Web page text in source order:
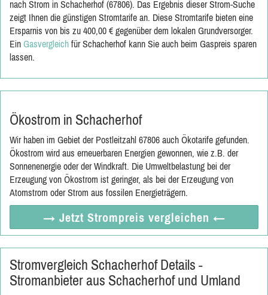
nach Strom in Schacherhof (67806). Das Ergebnis dieser Strom-Suche
zeigt Ihnen die günstigen Stromtarife an. Diese Stromtarife bieten eine
Ersparnis von bis zu 400,00 € gegenüber dem lokalen Grundversorger.
Ein Gasvergleich für Schacherhof kann Sie auch beim Gaspreis sparen
lassen.
Ökostrom in Schacherhof
Wir haben im Gebiet der Postleitzahl 67806 auch Ökotarife gefunden.
Ökostrom wird aus erneuerbaren Energien gewonnen, wie z.B. der
Sonnenenergie oder der Windkraft. Die Umweltbelastung bei der
Erzeugung von Ökostrom ist geringer, als bei der Erzeugung von
Atomstrom oder Strom aus fossilen Energieträgern.
→ Jetzt Strompreis vergleichen ←
Stromvergleich Schacherhof Details -
Stromanbieter aus Schacherhof und Umland